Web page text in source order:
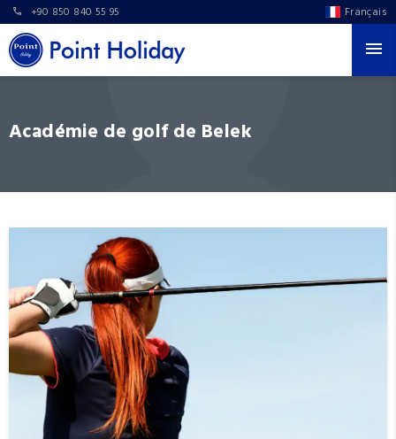
+90 850 840 55 95 Français
Académie de golf de Belek